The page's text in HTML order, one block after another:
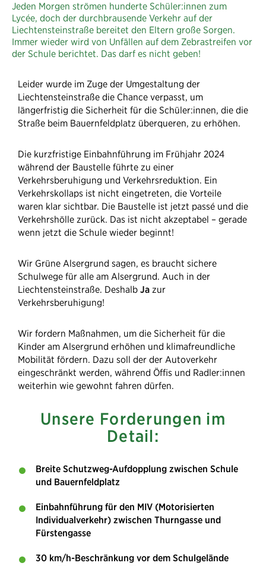
Jeden Morgen strömen hunderte Schüler:innen zum
Lycée, doch der durchbrausende Verkehr auf der
Liechtensteinstraße bereitet den Eltern große Sorgen.
Immer wieder wird von Unfällen auf dem Zebrastreifen vor
der Schule berichtet. Das darf es nicht geben!
Leider wurde im Zuge der Umgestaltung der
Liechtensteinstraße die Chance verpasst, um
längerfristig die Sicherheit für die Schüler:innen, die die
Straße beim Bauernfeldplatz überqueren, zu erhöhen.
Die kurzfristige Einbahnführung im Frühjahr 2024
während der Baustelle führte zu einer
Verkehrsberuhigung und Verkehrsreduktion. Ein
Verkehrskollaps ist nicht eingetreten, die Vorteile
waren klar sichtbar. Die Baustelle ist jetzt passé und die
Verkehrshölle zurück. Das ist nicht akzeptabel – gerade
wenn jetzt die Schule wieder beginnt!
Wir Grüne Alsergrund sagen, es braucht sichere
Schulwege für alle am Alsergrund. Auch in der
Liechtensteinstraße. Deshalb Ja zur
Verkehrsberuhigung!
Wir fordern Maßnahmen, um die Sicherheit für die
Kinder am Alsergrund erhöhen und klimafreundliche
Mobilität fördern. Dazu soll der der Autoverkehr
eingeschränkt werden, während Öffis und Radler:innen
weiterhin wie gewohnt fahren dürfen.
Unsere Forderungen im
Detail:
Breite Schutzweg-Aufdopplung zwischen Schule
und Bauernfeldplatz
Einbahnführung für den MIV (Motorisierten
Individualverkehr) zwischen Thurngasse und
Fürstengasse
30 km/h-Beschränkung vor dem Schulgelände